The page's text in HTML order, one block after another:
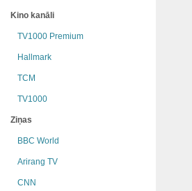
Kino kanāli
TV1000 Premium
Hallmark
TCM
TV1000
Ziņas
BBC World
Arirang TV
CNN